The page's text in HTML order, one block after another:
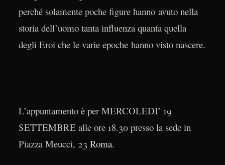
perché solamente poche figure hanno avuto nella
storia dell’uomo tanta influenza quanta quella
degli Eroi che le varie epoche hanno visto nascere.
L’appuntamento è per MERCOLEDI’ 19
SETTEMBRE alle ore 18.30 presso la sede in
Piazza Meucci, 23 Roma.